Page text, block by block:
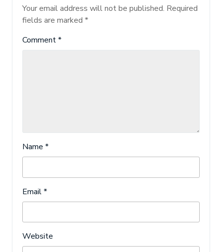
Your email address will not be published. Required
fields are marked *
Comment*
Name *
Email*
Website